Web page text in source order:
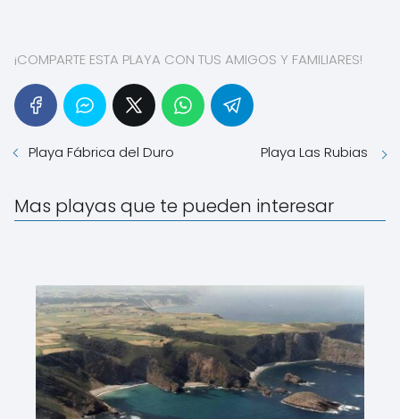
¡COMPARTE ESTA PLAYA CON TUS AMIGOS Y FAMILIARES!
Playa Fábrica del Duro Playa Las Rubias
Mas playas que te pueden interesar